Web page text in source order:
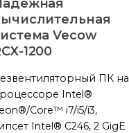
Vecow
1200
ПК на
Intel®
Core™ i7/i5/i3,
Intel® C246, 2 GigE